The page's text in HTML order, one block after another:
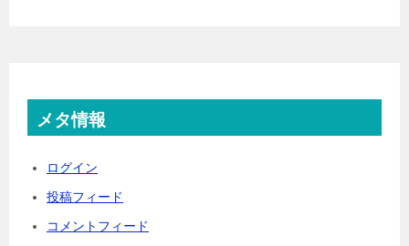
メタ情報
ログイン
投稿フィード
コメントフィード